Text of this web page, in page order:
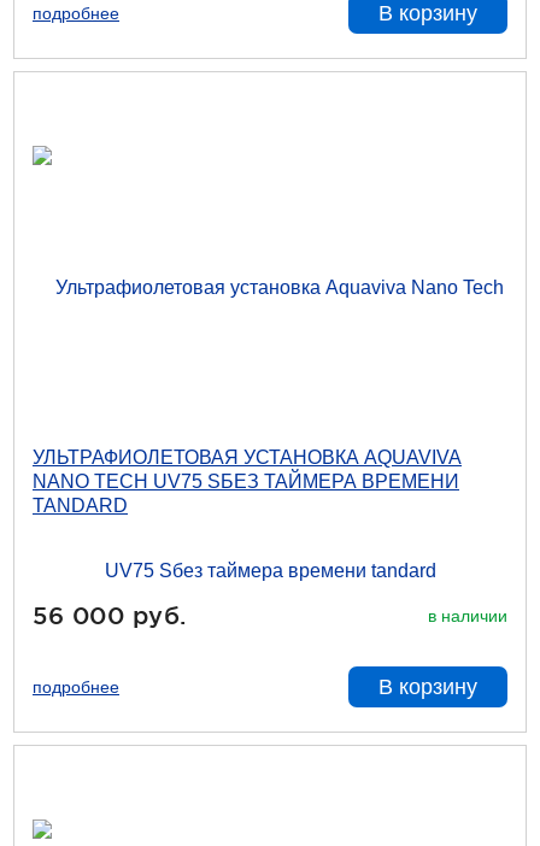
подробнее В корзину
УЛЬТРАФИОЛЕТОВАЯ УСТАНОВКА AQUAVIVA
NANO TECH UV75 SБЕЗ ТАЙМЕРА ВРЕМЕНИ
TANDARD
56 000 руб. в наличии
подробнее В корзину